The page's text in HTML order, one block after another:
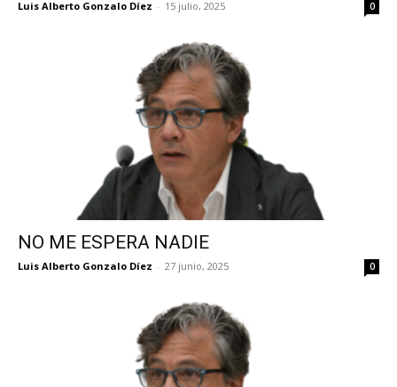
Luis Alberto Gonzalo Díez - 15 julio, 2025 0
NO ME ESPERA NADIE
Luis Alberto Gonzalo Díez - 27 junio, 2025 0